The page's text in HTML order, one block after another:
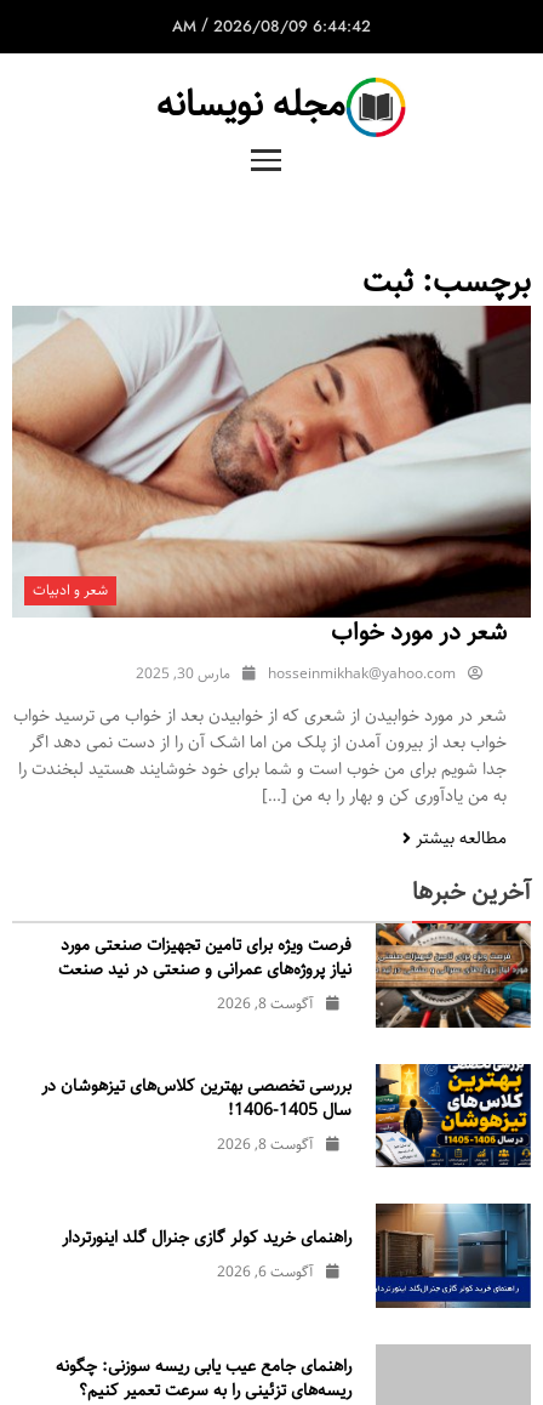
6:44:42 AM
/ 2026/08/09
مجله نویسانه
برچسب: ثبت
شعر و ادبیات
شعر در مورد خواب
hosseinmikhak@yahoo.com مارس 30, 2025
شعر در مورد خوابیدن از شعری که از خوابیدن بعد از خواب می ترسید خواب
خواب بعد از بیرون آمدن از پلک من اما اشک آن را از دست نمی دهد اگر
جدا شویم برای من خوب است و شما برای خود خوشایند هستید لبخندت را
به من یادآوری کن و بهار را به من […]
مطالعه بیشتر
آخرین خبرها
فرصت ویژه برای تامین تجهیزات صنعتی مورد
نیاز پروژه‌های عمرانی و صنعتی در نید صنعت
آگوست 8, 2026
بررسی تخصصی بهترین کلاس‌های تیزهوشان در
سال 1405-1406!
آگوست 8, 2026
راهنمای خرید کولر گازی جنرال‌ گلد اینورتر‌دار
آگوست 6, 2026
راهنمای جامع عیب یابی ریسه سوزنی: چگونه
ریسه‌های تزئینی را به سرعت تعمیر کنیم؟